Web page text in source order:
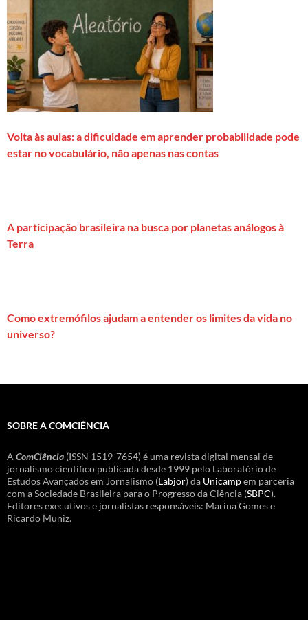
Volta às aulas: a dificuldade em aprender probabilidade pode
estar no vocabulário, não apenas nas contas
A participação brasileira na busca por planetas análogos à
Terra
Como extremófilos ajudam a entender os limites da vida no
universo?
SOBRE A COMCIÊNCIA
A ComCiência (ISSN 1519-7654) é uma revista digital mensal de
jornalismo científico publicada desde 1999 pelo Laboratório de
Estudos Avançados em Jornalismo (Labjor) da Unicampem parceria
com a Sociedade Brasileira para o Progresso da Ciência (SBPC).
Editores executivos e jornalistas responsáveis: Marina Gomes e
Ricardo Muniz.